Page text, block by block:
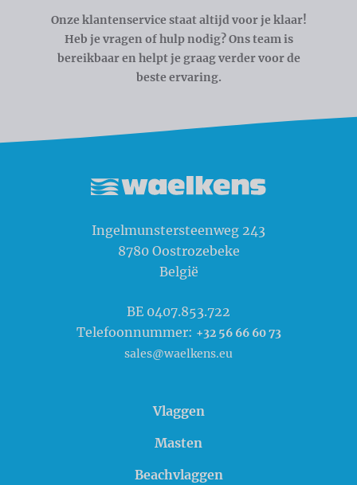
Onze klantenservice staat altijd voor je klaar!
Heb je vragen of hulp nodig? Ons team is
bereikbaar en helpt je graag verder voor de
beste ervaring.
Ingelmunstersteenweg 243
8780 Oostrozebeke
België
BE 0407.853.722
Telefoonnummer: +32 56 66 60 73
sales@waelkens.eu
Vlaggen
Masten
Beachvlaggen